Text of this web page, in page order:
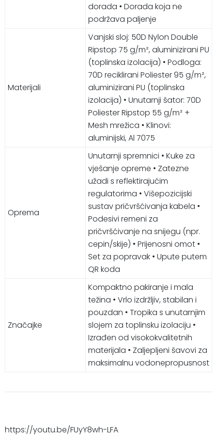
dorada • Dorada koja ne
podržava paljenje
Materijali
Vanjski sloj: 50D Nylon Double
Ripstop 75 g/m², aluminizirani PU
(toplinska izolacija) • Podloga:
70D reciklirani Poliester 95 g/m²,
aluminizirani PU (toplinska
izolacija) • Unutarnji šator: 70D
Poliester Ripstop 55 g/m² +
Mesh mrežica • Klinovi:
aluminijski, Al 7075
Oprema
Unutarnji spremnici • Kuke za
vješanje opreme • Zatezne
užadi s reflektirajućim
regulatorima • Višepozicijski
sustav pričvršćivanja kabela •
Podesivi remeni za
pričvršćivanje na snijegu (npr.
cepin/skije) • Prijenosni omot •
Set za popravak • Upute putem
QR koda
Značajke
Kompaktno pakiranje i mala
težina • Vrlo izdržljiv, stabilan i
pouzdan • Tropika s unutarnjim
slojem za toplinsku izolaciju •
Izrađen od visokokvalitetnih
materijala • Zaljepljeni šavovi za
maksimalnu vodonepropusnost
https://youtu.be/FUyY8wh-LFA